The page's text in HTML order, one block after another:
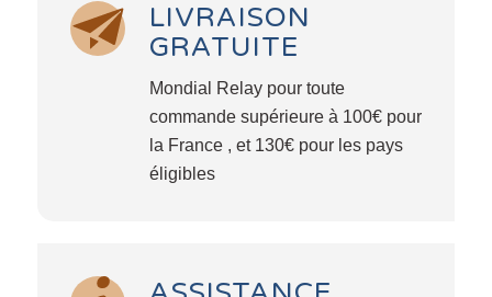
LIVRAISON
GRATUITE
Mondial Relay pour toute
commande supérieure à 100€ pour
la France , et 130€ pour les pays
éligibles